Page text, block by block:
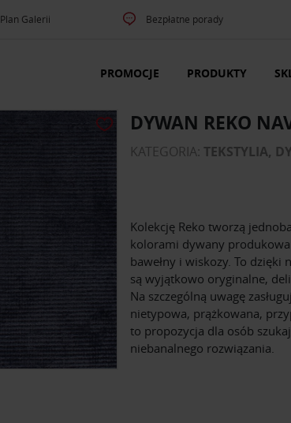
Plan Galerii Bezpłatne porady
PROMOCJE PRODUKTY
DYWAN REKO
KATEGORIA: TEKSTYLIA,
Kolekcję Reko tworzą
kolorami dywany
bawełny i wiskozy. To
są wyjątkowo oryginalne,
Na szczególną uwagę
nietypowa, prążkowana,
to propozycja dla osób
niebanalnego rozwiązania.